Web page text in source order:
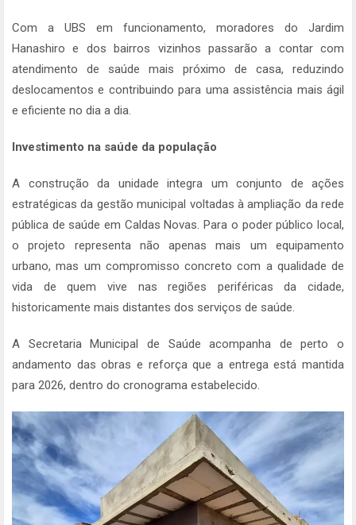
Com a UBS em funcionamento, moradores do Jardim
Hanashiro e dos bairros vizinhos passarão a contar com
atendimento de saúde mais próximo de casa, reduzindo
deslocamentos e contribuindo para uma assistência mais ágil
e eficiente no dia a dia.
Investimento na saúde da população
A construção da unidade integra um conjunto de ações
estratégicas da gestão municipal voltadas à ampliação da rede
pública de saúde em Caldas Novas. Para o poder público local,
o projeto representa não apenas mais um equipamento
urbano, mas um compromisso concreto com a qualidade de
vida de quem vive nas regiões periféricas da cidade,
historicamente mais distantes dos serviços de saúde.
A Secretaria Municipal de Saúde acompanha de perto o
andamento das obras e reforça que a entrega está mantida
para 2026, dentro do cronograma estabelecido.